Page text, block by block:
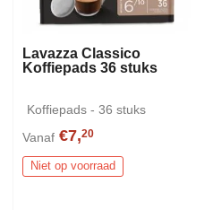
Lavazza Classico
Koffiepads 36 stuks
Koffiepads - 36 stuks
Vanaf €7,20
Niet op voorraad